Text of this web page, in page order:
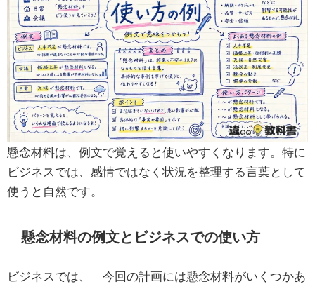
懸念材料は、例文で覚えると使いやすくなります。特に
ビジネスでは、感情ではなく状況を整理する言葉として
使うと自然です。
懸念材料の例文とビジネスでの使い方
ビジネスでは、「今回の計画には懸念材料がいくつかあ